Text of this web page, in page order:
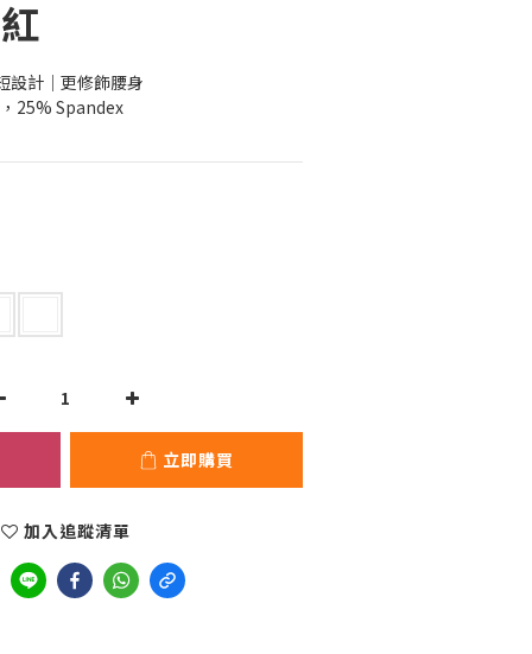
設計｜更修飾腰身
25% Spandex
立即購買
加入追蹤清單